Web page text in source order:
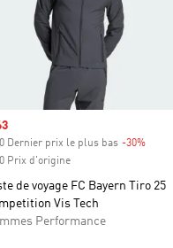
soldé
Dernier prix le plus bas -30%
Prix d'origine
de voyage FC Bayern Tiro 25
Vis Tech
Performance